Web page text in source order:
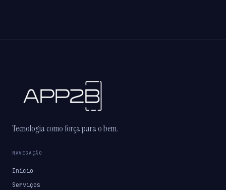
Tecnologia como força para o bem.
NAVEGAÇÃO
Início
Serviços